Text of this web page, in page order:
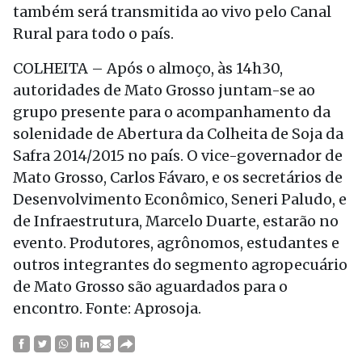
também será transmitida ao vivo pelo Canal
Rural para todo o país.
COLHEITA – Após o almoço, às 14h30,
autoridades de Mato Grosso juntam-se ao
grupo presente para o acompanhamento da
solenidade de Abertura da Colheita de Soja da
Safra 2014/2015 no país. O vice-governador de
Mato Grosso, Carlos Fávaro, e os secretários de
Desenvolvimento Econômico, Seneri Paludo, e
de Infraestrutura, Marcelo Duarte, estarão no
evento. Produtores, agrônomos, estudantes e
outros integrantes do segmento agropecuário
de Mato Grosso são aguardados para o
encontro. Fonte: Aprosoja.